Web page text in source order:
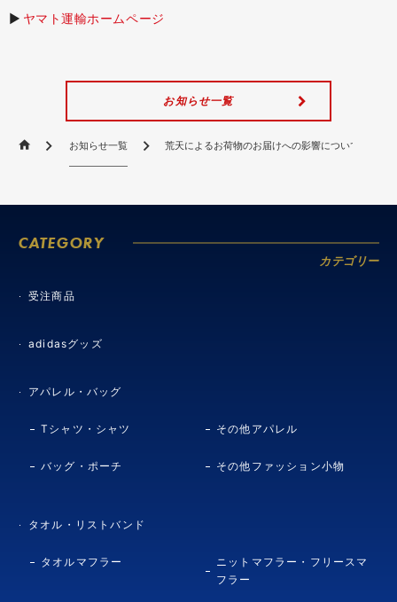
CATEGORY
カテゴリー
受注商品
adidasグッズ
アパレル・バッグ
Tシャツ・シャツ その他アパレル
バッグ・ポーチ その他ファッション小物
タオル・リストバンド
タオルマフラー
ニットマフラー・フリースマ
フラー
▶︎ ヤマト運輸ホームページ
お知らせ一覧
お知らせ一覧 荒天によるお荷物のお届けへの影響について